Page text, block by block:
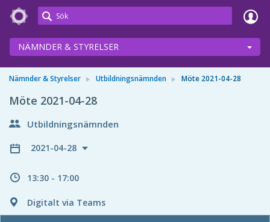
Meetings+
NÄMNDER & STYRELSER
Nämnder & Styrelser Utbildningsnämnden Möte 2021-04-28
Möte 2021-04-28
Utbildningsnämnden
2021-04-28
13:30 - 17:00
Digitalt via Teams